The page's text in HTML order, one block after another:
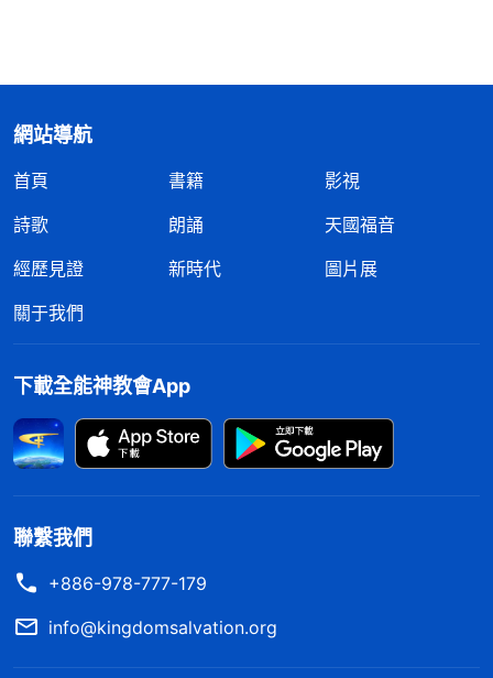
網站導航
首頁 書籍
影視
詩歌
朗誦
天國福音
經歷見證
新時代
圖片展
關于我們
下載全能神教會App
聯繫我們
+886-978-777-179
info@kingdomsalvation.org